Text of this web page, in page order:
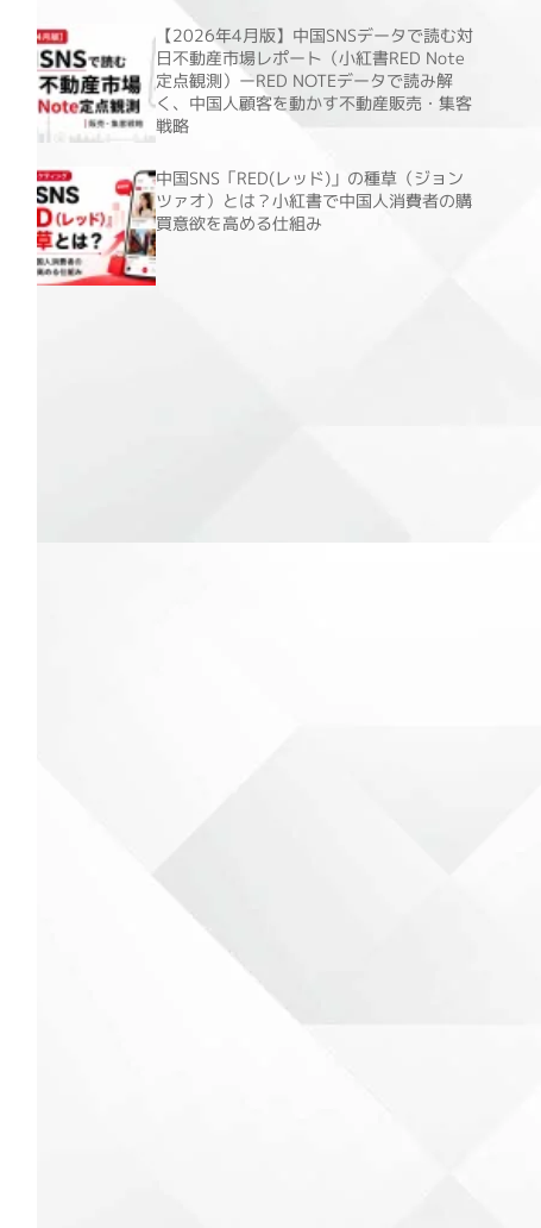
【2026年4月版】中国SNSデータで読む対
日不動産市場レポート（小紅書RED Note
定点観測）ーRED NOTEデータで読み解
く、中国人顧客を動かす不動産販売・集客
戦略
中国SNS「RED(レッド)」の種草（ジョン
ツァオ）とは？小紅書で中国人消費者の購
買意欲を高める仕組み